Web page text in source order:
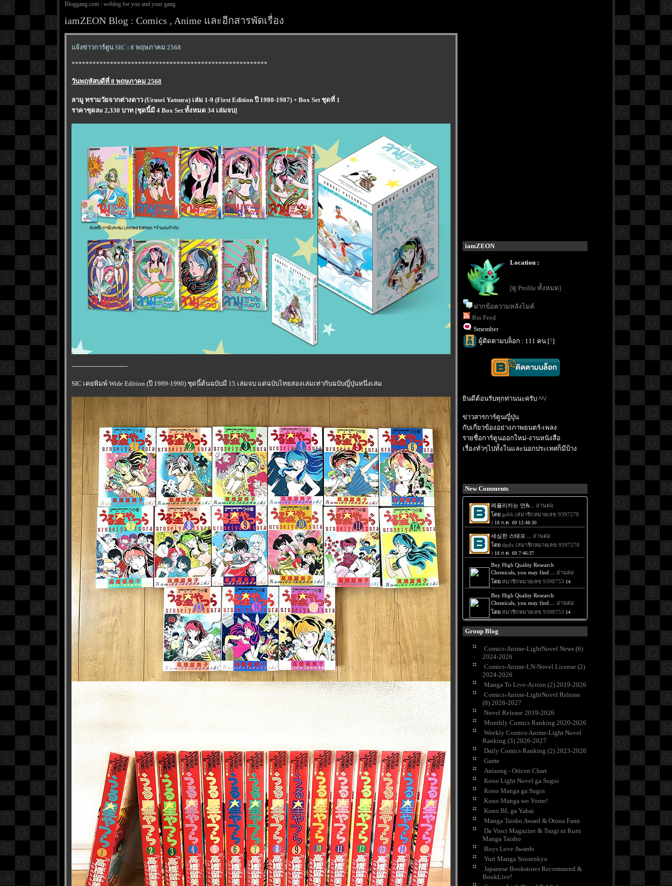
Bloggang.com : weblog for you and your gang
iamZEON Blog : Comics , Anime และอีกสารพัดเรื่อง
จ้งข่าวการ์ตูน SIC : 8 พฤษภาคม 2568
********************************************************
วันพฤหัสบดีที่ 8 พฤษภาคม 2568
ลามู ทรามวัยจากต่างดาว (Urusei Yatsura) เล่ม 1-9 (First Edition ปี 1980-1987) + Box Set ชุดที่ 1
ราคาชุดละ 2,330 บาท [ชุดนี้มี 4 Box Set ทั้งหมด 34 เล่มจบ]
----------------------------
SIC เคยพิมพ์ Wide Edition (ปี 1989-1990) ชุดนี้ต้นฉบับมี 15 เล่มจบ แต่ฉบับไทยสองเล่มเท่ากับฉบับญี่ปุ่นหนึ่งเล่ม
iamZEON
Location :
[ดู Profile ทั้งหมด]
ฝากข้อความหลังไมค์
Rss Feed
Smember
ผู้ติดตามบล็อก : 111 คน [?]
ินดีต้อนรับทุกท่านนะครับ ^^/
ข่าวสารการ์ตูนญี่ปุ่น
กับเกี่ยวข้องอย่างภาพยนตร์-เพลง
รายชื่อการ์ตูนออกใหม่-งานหนังสือ
เรื่องทั่วๆไปทั้งในและนอกประเทศก็มีบ้าง
New Comments
Group Blog
Comics-Anime-LightNovel News (6)
2024-2026
Comics-Anime-LN-Novel License (2)
2024-2026
Manga To Live-Action (2) 2019-2026
Comics-Anime-LightNovel Release
(8) 2026-2027
Novel Release 2019-2026
Monthly Comics Ranking 2020-2026
Weekly Comics-Anime-Light Novel
Ranking (3) 2026-2027
Daily Comics Ranking (2) 2023-2026
Game
Anisong - Oricon Chart
Kono Light Novel ga Sugoi
Kono Manga ga Sugoi
Kono Manga wo Yome!
Kono BL ga Yabai
Manga Taisho Award & Otona Fami
Da Vinci Magazine & Tsugi ni Kuru
Manga Taisho
Boys Love Awards
Yuri Manga Sousenkyo
Japanese Bookstores Recommend &
BookLive!